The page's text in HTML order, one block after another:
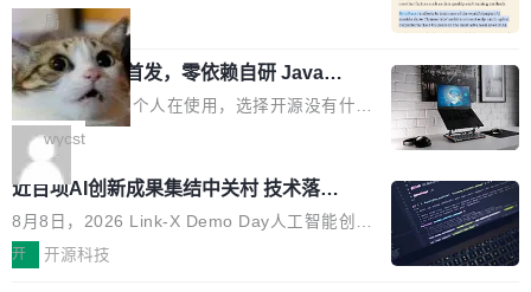
本低了两三个数量级。 问题在于，小模型开箱即
用时的检索能力确实远不如闭源前沿模型。差距
在哪？就在 RL 后训练。 从 RAG 到 agentic...
搭载三星最新 QD-OLED 面板，采用 5 层串联
式发光结构，并装配全新 ObsidianShield 抗反
射镀膜，黑阶表现提升可达40%，并将表面硬度
由2H升級至3H，画面对比度与强度都提升的同
时还具有 320Hz 刷新率与 0.03ms GTG 灰阶响
应时间，从源头消除拖影与动态模糊。 1.突破 O
LED 画质局限，暗部细节...
练一个 10 万亿参数的 AI 模型，目前处于预训练
阶段。 10 万亿是什么概念？Anthropic 目前最
大的模型 Mythos 5 约 8 万亿参数。DeepSeek
V4-Pro 是 1.6 万亿。月之暗面的 Kimi K3 是 2.
8 万亿。美团 LongCat-2.0 是 1.6 万亿。字节
跳动的这个未命名模型，直接跳到了 10 万亿。
预训练通常需要 3 到 6 个月，之后还有微调阶
段。按这个时间线，最早可能在 2026 年底或 2
027 年初发布。 这个节点很微妙。Anthropic 刚
在 5 月发布了 Mythos 5...
局
wastnet 开源首发，零依赖自研 Java H
TTP/2 框架，性能对标 Undertow !
这个项目一直是个人在使用，选择开源没有什么
动机理由，就是想开源了，如果非要说一个，那
就是它多少弥补了国产 Java 自研 HTTP/2 框架
这块空白——放眼国产 Java 生态，能拿出手的
HTTP/2 网络框架，要么闭源，要么底层建立在
Netty 之上，真正自研的 Java 实现几乎没有。
wycst
近百项AI创新成果集结中关村 技术落地
与产业迭代提速
8月8日，2026 Link-X Demo Day人工智能创新
项目展在北京中关村举办。本次活动由星连资
开 开源科技